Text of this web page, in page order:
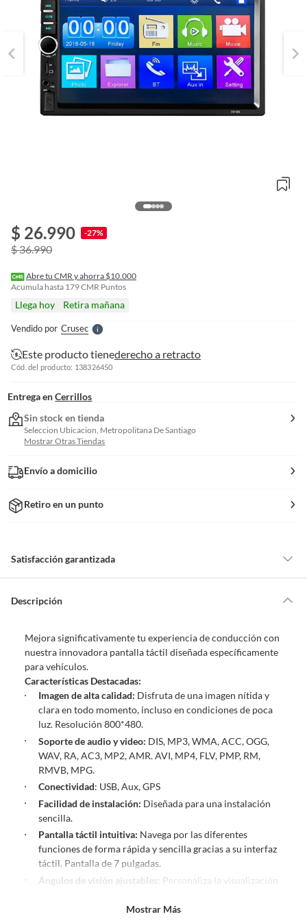
$ 26.990 -27%
$ 36.990
Abre tu CMR y ahorra $10.000
Acumula hasta 179CMR Puntos
Llega hoy Retira mañana
Vendido por CrusecS
l
e
r
f
o
Este producto tienederecho a retracto
Cód. del producto: 138326450
Entrega en Cerrillos
Sin stock en tienda
Seleccion Ubicacion, Metropolitana De Santiago
Mostrar Otras Tiendas
Envío a domicilio
Retiro en un punto
Satisfacción garantizada
de la compra.
comprado por internet y que hay ciertas categorías que no tienen este
derecho:
Productos que, por su naturaleza, no puedan ser devueltos,
puedan deteriorarse o caducar con rapidez.
Confeccionados a la medida.
De uso personal.
En sodimac.cl te damos30 días desde que recibes el producto. Debe
estar en perfecto estado, con todas sus etiquetas y sin uso, tal como te lo
entregamos.
Productos digitales que se entregan a través de una descarga
electrónica, por ejemplo, cupones de experiencia o programas
para el computador.
Productos a pedido o confeccionados a medida.
Productos que han sido informados como imperfectos, usados,
reparados, abiertos, de segunda selección, remanufacturados o
con alguna deficiencia, que sean comprados en esa condición a
Descripción
Mejora significativamente tu experiencia de conducción con
nuestra innovadora pantalla táctil diseñada específicamente
para vehículos.
Características Destacadas:
Imagen de alta calidad: Disfruta de una imagen nítida y
clara en todo momento, incluso en condiciones de poca
luz. Resolución 800*480.
Soporte de audio y video: DIS, MP3, WMA, ACC, OGG,
WAV, RA, AC3, MP2, AMR. AVI, MP4, FLV, PMP, RM,
RMVB, MPG.
Conectividad: USB, Aux, GPS
Facilidad de instalación: Diseñada para una instalación
sencilla.
Pantalla táctil intuitiva: Navega por las diferentes
funciones de forma rápida y sencilla gracias a su interfaz
táctil. Pantalla de 7 pulgadas.
Ángulos de visión ajustables: Personaliza la visualización
Líneas de guía dinámicas:Facilita las maniobras de
Mostrar Más